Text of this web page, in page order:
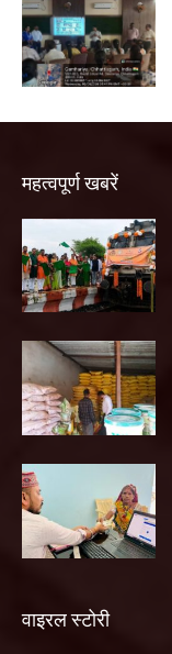
महत्वपूर्ण खबरें
वाइरल स्टोरी